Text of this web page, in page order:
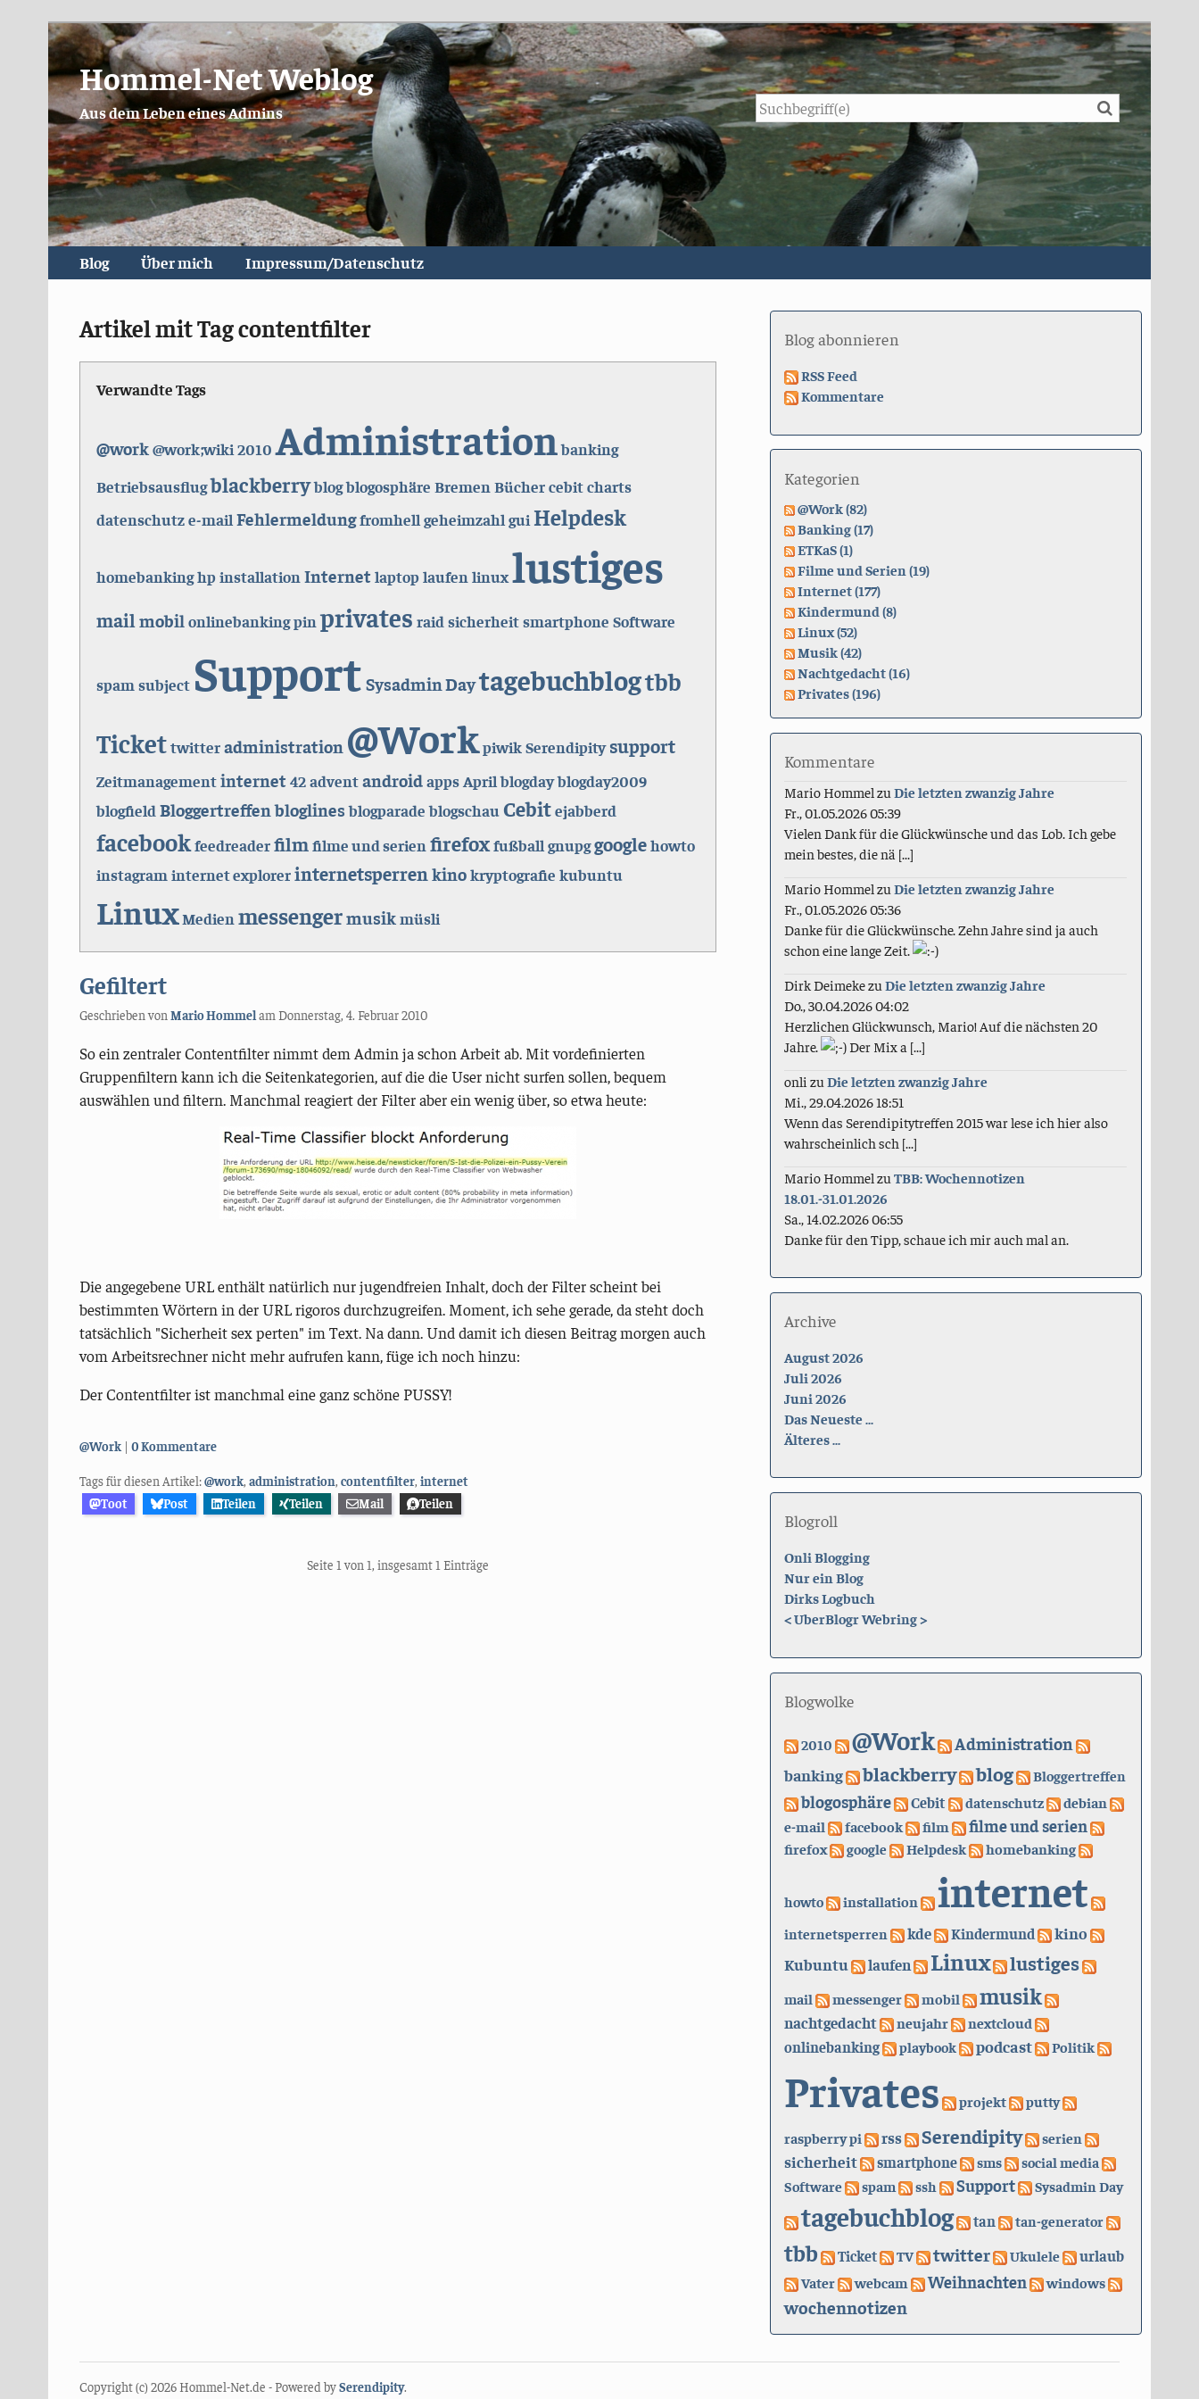
Hommel-Net Weblog
Aus dem Leben eines Admins Suche
Blog Über mich Impressum/Datenschutz
Artikel mit Tag contentfilter
Verwandte Tags
@work @work;wiki 2010 Administrationbanking
Betriebsausflugblackberryblogblogosphäre Bremen Bücher cebit charts
datenschutz e-mail Fehlermeldung fromhell geheimzahl gui Helpdesk
homebanking hp installation Internet laptop laufen linux lustiges
mail mobil onlinebanking pin privates raid sicherheit smartphone Software
spam subject Support Sysadmin Daytagebuchblogtbb
Ticket twitter administration @Work piwik Serendipity support
Zeitmanagement internet 42 advent android apps April blogdayblogday2009
blogfield Bloggertreffenbloglines blogparade blogschau Cebit ejabberd
facebook feedreader film filme und serien firefox fußball gnupg google howto
instagram internet explorer internetsperrenkino kryptografie kubuntu
Linux Medien messengermusik müsli
Gefiltert
Geschrieben von Mario Hommelam Donnerstag, 4. Februar 2010
So ein zentraler Contentfilter nimmt dem Admin ja schon Arbeit ab. Mit vordefinierten
Gruppenfiltern kann ich die Seitenkategorien, auf die die User nicht surfen sollen, bequem
auswählen und filtern. Manchmal reagiert der Filter aber ein wenig über, so etwa heute:
Die angegebene URL enthält natürlich nur jugendfreien Inhalt, doch der Filter scheint bei
bestimmten Wörtern in der URL rigoros durchzugreifen. Moment, ich sehe gerade, da steht doch
tatsächlich "Sicherheit sex perten" im Text. Na dann. Und damit ich diesen Beitrag morgen auch
vom Arbeitsrechner nicht mehr aufrufen kann, füge ich noch hinzu:
Der Contentfilter ist manchmal eine ganz schöne PUSSY!
Kategorien:
@Work 0 Kommentare
Tags für diesen Artikel:@work, administration, contentfilter, internet
Toot
Post Teilen Teilen Mail Teilen
Seite 1 von 1, insgesamt 1 Einträge
Blog abonnieren
RSS Feed
Kommentare
Kategorien
@Work (82)
Banking (17)
ETKaS (1)
Filme und Serien (19)
Internet (177)
Kindermund (8)
Linux (52)
Musik (42)
Nachtgedacht (16)
Privates (196)
Kommentare
Mario Hommel zuDie letzten zwanzig Jahre
Fr., 01.05.2026 05:39
Vielen Dank für die Glückwünsche und das Lob. Ich gebe
mein bestes, die nä [...]
Mario Hommel zuDie letzten zwanzig Jahre
Fr., 01.05.2026 05:36
Danke für die Glückwünsche. Zehn Jahre sind ja auch
schon eine lange Zeit.
Dirk DeimekezuDie letzten zwanzig Jahre
Do., 30.04.2026 04:02
Herzlichen Glückwunsch, Mario! Auf die nächsten 20
Jahre.
Der Mix a [...]
onli zuDie letzten zwanzig Jahre
Mi., 29.04.2026 18:51
Wenn das Serendipitytreffen 2015 war lese ich hier also
wahrscheinlich sch [...]
Mario Hommel zuTBB: Wochennotizen
18.01.-31.01.2026
Sa., 14.02.2026 06:55
Danke für den Tipp, schaue ich mir auch mal an.
Archive
August 2026
Juli 2026
Juni 2026
Das Neueste ...
Älteres ...
Blogroll
Onli Blogging
Nur ein Blog
Dirks Logbuch
<UberBlogr Webring>
Blogwolke
2010 @Work Administration
banking blackberry blog Bloggertreffen
blogosphäre Cebit datenschutz
debian
e-mail
facebook film filme und serien
firefox google Helpdesk homebanking
howto installation internet
internetsperren kde Kindermund
kino
Kubuntu
laufen Linux lustiges
mail messenger mobil musik
nachtgedacht neujahr nextcloud
onlinebanking playbook podcast Politik
Privates projekt putty
raspberry pi rss Serendipity serien
sicherheit smartphone sms
social media
Software
spam ssh Support Sysadmin Day
tagebuchblog tan tan-generator
tbb Ticket TV twitter Ukulele urlaub
Vater webcam Weihnachten windows
wochennotizen
Copyright (c) 2026 Hommel-Net.de - Powered bySerendipity.